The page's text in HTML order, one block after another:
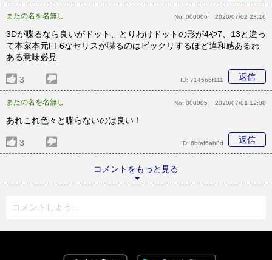
またの名を名無し No: 000006 2020/07/02 23:16
3Dが喋るなら良いがドット、とりわけドットの形が4や7、13と違っ
て本家本元FF6なセリスが喋るのはビックリするほど違和感あるわ
ある意味必見
3 返信
ID: 714566f111
またの名を名無し No: 000005 2020/07/01 12:08
あれこれ色々と喋らないのは良い！
3 返信
ID: 6bfaf6ab8d
コメントをもっと見る
コメントしよう...